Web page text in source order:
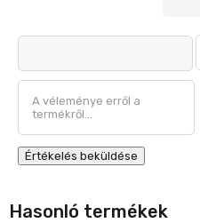
Értékelés beküldése
Hasonló termékek